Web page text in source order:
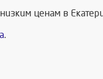
ценам в
.